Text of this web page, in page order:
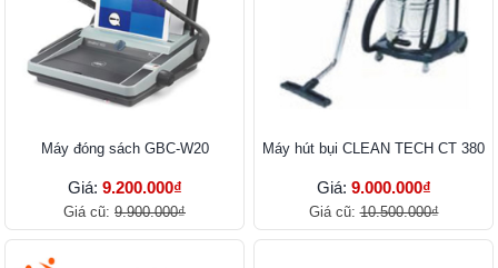
Máy đóng sách GBC-W20
Giá: 9.200.000₫
Giá cũ: 9.900.000₫
Máy hút bụi CLEAN TECH CT 380
Giá: 9.000.000₫
Giá cũ:10.500.000₫